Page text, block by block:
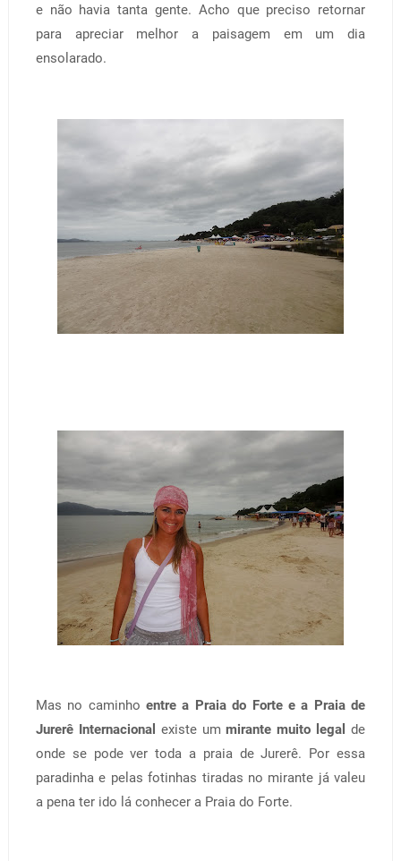
e não havia tanta gente. Acho que preciso retornar
para apreciar melhor a paisagem em um dia
ensolarado.
Mas no caminhoentre a Praia do Forte e a Praia de
Jurerê Internacional existe ummirante muito legal de
onde se pode ver toda a praia de Jurerê. Por essa
paradinha e pelas fotinhas tiradas no mirante já valeu
a pena ter ido lá conhecer a Praia do Forte.